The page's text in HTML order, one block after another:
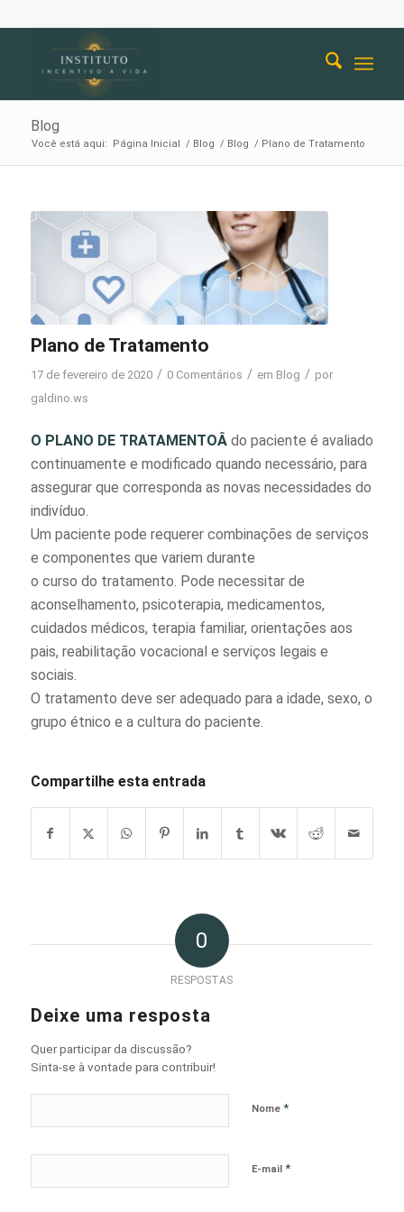
Blog
Você está aqui: Página Inicial / Blog / Blog / Plano de Tratamento
Plano de Tratamento
17 de fevereiro de 2020 / 0 Comentários / em Blog / por
galdino.ws
O PLANO DE TRATAMENTOÂ do paciente é avaliado
continuamente e modificado quando necessário, para
assegurar que corresponda as novas necessidades do
indiví­duo.
Um paciente pode requerer combinações de serviços
e componentes que variem durante
o curso do tratamento. Pode necessitar de
aconselhamento, psicoterapia, medicamentos,
cuidados médicos, terapia familiar, orientações aos
pais, reabilitação vocacional e serviços legais e
sociais.
O tratamento deve ser adequado para a idade, sexo, o
grupo étnico e a cultura do paciente.
Compartilhe esta entrada
0
RESPOSTAS
Deixe uma resposta
Quer participar da discussão?
Sinta-se à vontade para contribuir!
Nome *
E-mail *